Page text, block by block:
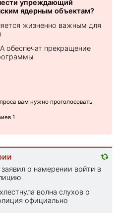
упреждающий
ядерным объектам?
жизненно важным для
прекращение
вам нужно проголосовать
1
о намерении войти в
волна слухов о
официально